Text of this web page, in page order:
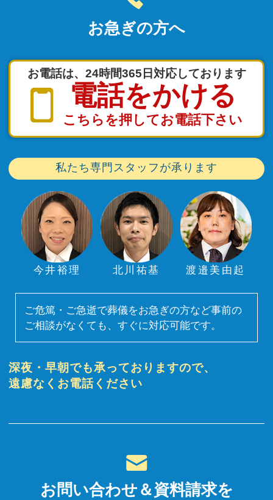
お急ぎの方へ
お電話は、24時間365日対応しております
電話をかける
こちらを押してお電話下さい
私たち専門スタッフが承ります
今井裕理 北川祐基 渡邉美由起
ご危篤・ご急逝で葬儀をお急ぎの方など事前の
ご相談がなくても、すぐに対応可能です。
深夜・早朝でも承っておりますので、
遠慮なくお電話ください
お問い合わせ＆資料請求を